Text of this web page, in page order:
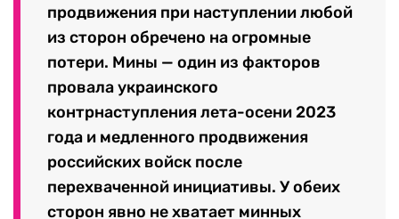
продвижения при наступлении любой
из сторон обречено на огромные
потери. Мины — один из факторов
провала украинского
контрнаступления лета-осени 2023
года и медленного продвижения
российских войск после
перехваченной инициативы. У обеих
сторон явно не хватает минных